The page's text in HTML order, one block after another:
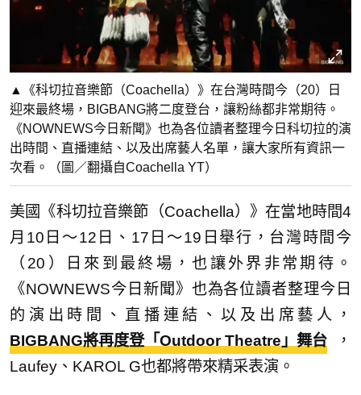
▲《科切拉音樂節（Coachella）》在台灣時間今（20）日
迎來最終場，BIGBANG將二度登台，讓粉絲都非常期待。
《NOWNEWS今日新聞》也為各位讀者整理今日科切拉的演
出時間、直播連結、以及出席藝人名單，讓大家所有資訊一
次看。（圖／翻攝自Coachella YT）
美國《科切拉音樂節（Coachella）》在當地時間4
月10日～12日、17日～19日舉行，台灣時間今
（20）日來到最終場，也讓外界非常期待。
《NOWNEWS今日新聞》也為各位讀者整理今日
的演出時間、直播連結、以及出席藝人，
BIGBANG將再度登「Outdoor Theatre」舞台 ，
Laufey、KAROL G也都將帶來精采表演。